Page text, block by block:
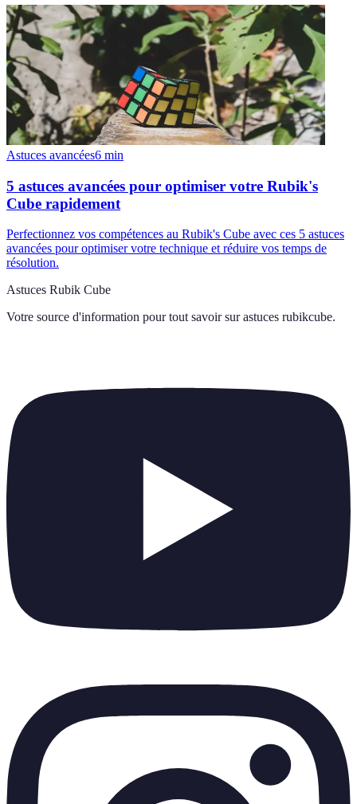
Astuces avancées6 min
5 astuces avancées pour optimiser votre Rubik's
Cube rapidement
Perfectionnez vos compétences au Rubik's Cube avec ces 5 astuces
avancées pour optimiser votre technique et réduire vos temps de
résolution.
Astuces Rubik Cube
Votre source d'information pour tout savoir sur astuces rubikcube.